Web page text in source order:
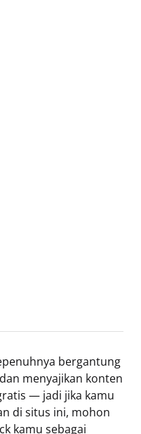
bergantung
menyajikan konten
— jadi jika kamu
di situs ini, mohon
kamu sebagai